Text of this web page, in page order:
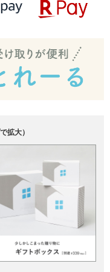
拡大）